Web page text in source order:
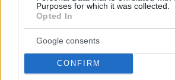
Purposes for which it was collected.
Opted In
Google consents
CONFIRM
κάτω από το 1%. Άξιος ο μισθός σου
σπονσοράρουν στην πολιτική.